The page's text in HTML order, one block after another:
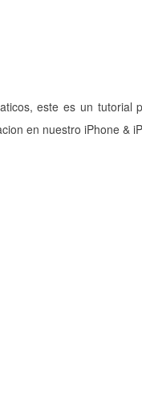
este es un tutorial
en nuestro iPhone &